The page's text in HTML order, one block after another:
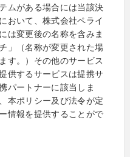
ムがある場合には当該決
おいて、株式会社ペライ
は変更後の名称を含みま
」（名称が変更された場
す。）その他のサービス
供するサービスは提携サ
パートナーに該当しま
本ポリシー及び法令が定
情報を提供することがで